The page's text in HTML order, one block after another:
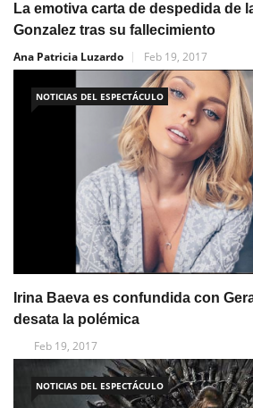
La emotiva carta de despedida de
Gonzalez tras su fallecimiento
Ana Patricia Luzardo
Feb 19, 2017
NOTICIAS DEL ESPECTÁCULO
Irina Baeva es confundida con
desata la polémica
Feb 19, 2017
NOTICIAS DEL ESPECTÁCULO